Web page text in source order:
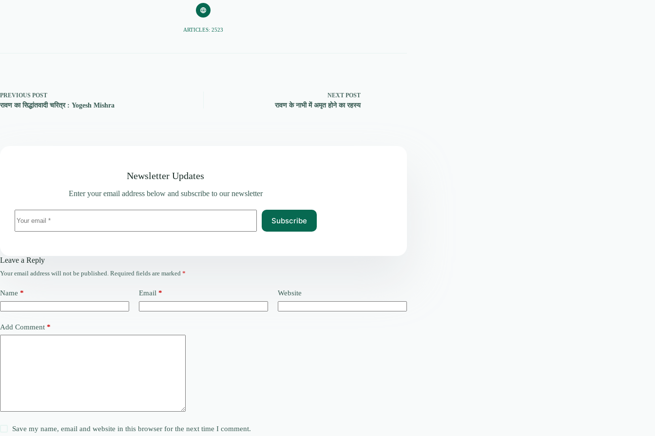
ARTICLES: 2523
PREVIOUS POST
रावण का सिद्धांतवादी चरित्र : Yogesh Mishra
NEXT POST
रावण के नाभी में अमृत होने का रहस्य
Newsletter Updates
Enter your email address below and subscribe to our newsletter
Subscribe
Leave a Reply
Your email address will not be published. Required fields are marked *
Name * Email * Website
Add Comment *
Save my name, email and website in this browser for the next time I comment.